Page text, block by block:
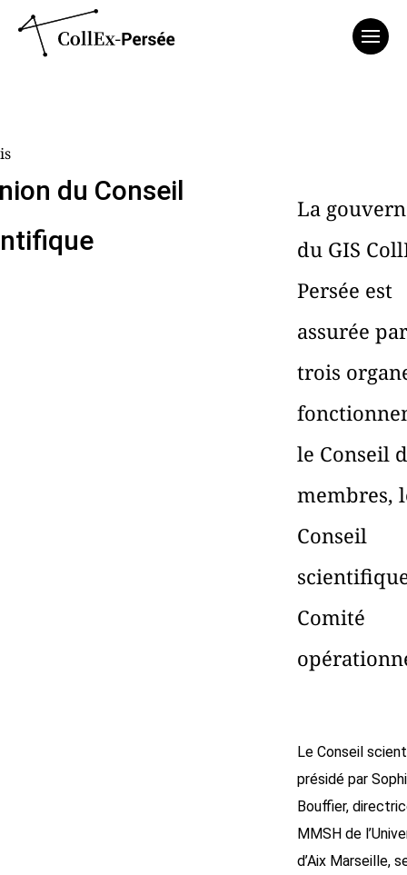
du Conseil
La
du GIS
Persée est
assurée par
trois
le Conseil
membres,
Conseil
Comité
Le Conseil
présidé par
Bouffier,
MMSH de
d’Aix Marseille,